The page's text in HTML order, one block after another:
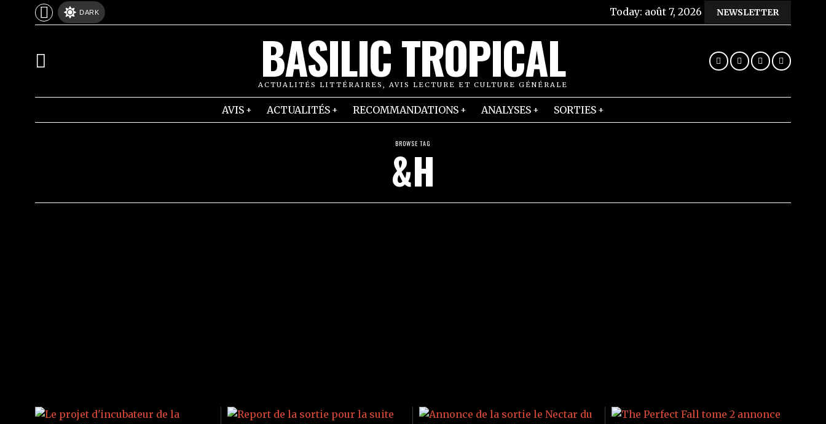
DARK Today: août 7, 2026 NEWSLETTER
BASILIC TROPICAL
ACTUALITÉS LITTÉRAIRES, AVIS LECTURE ET CULTURE GÉNÉRALE
AVIS ACTUALITÉS RECOMMANDATIONS ANALYSES SORTIES
BROWSE TAG
&H